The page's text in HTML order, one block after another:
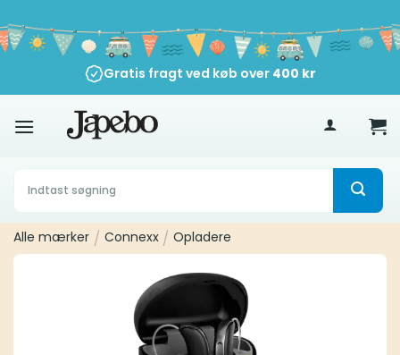
til
indhold
Gratis fragt ved køb over 400 kr
Søg
efter:
Alle mærker / Connexx / Opladere